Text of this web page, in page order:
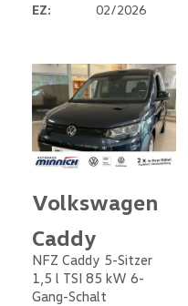
EZ:
02/2026
Volkswagen
Caddy
NFZ Caddy 5-Sitzer
1,5 l TSI 85 kW 6-
Gang-Schalt